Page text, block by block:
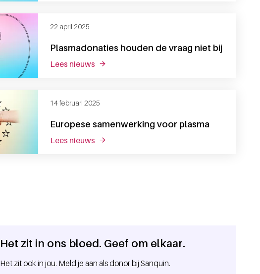
Plasmadonaties houden de vraag niet bij
22 april 2025
lees nieuws over plasmadonaties houden de vraag niet bij
Europese samenwerking voor plasma
14 februari 2025
lees nieuws over europese samenwerking voor plasma
Het zit in ons bloed. Geef om elkaar.
Het zit ook in jou. Meld je aan als donor bij Sanquin.